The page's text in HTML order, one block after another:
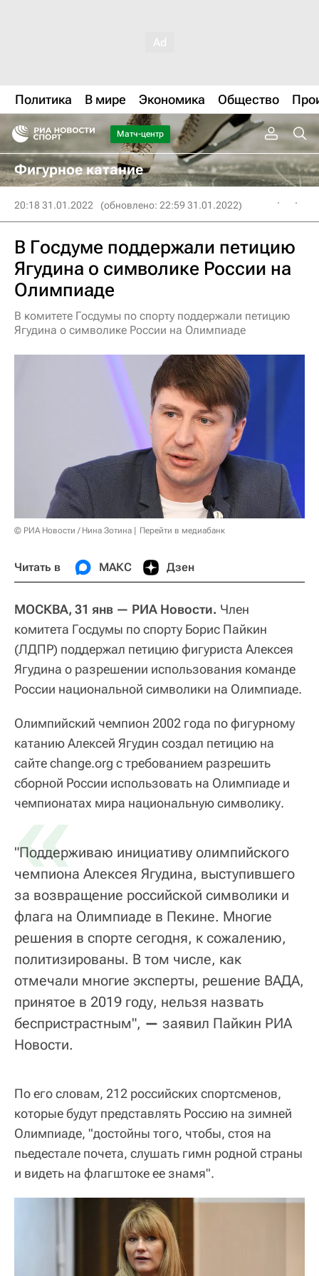
Политика В мире Экономика Общество
Матч-центр
Фигурное катание
20:18 31.01.2022 (обновлено: 22:59 31.01.2022)
В Госдуме поддержали петицию
Ягудина о символике России на
Олимпиаде
В комитете Госдумы по спорту поддержали петицию
Ягудина о символике России на Олимпиаде
© РИА Новости / Нина Зотина Перейти в медиабанк
Читать в МАКС Дзен
МОСКВА, 31 янв — РИА Новости. Член
комитета Госдумы по спорту Борис Пайкин
(ЛДПР) поддержал петицию фигуриста Алексея
Ягудина о разрешении использования команде
России национальной символики на Олимпиаде.
Олимпийский чемпион 2002 года по фигурному
катанию Алексей Ягудин создал петицию на
сайте change.org с требованием разрешить
сборной России использовать на Олимпиаде и
чемпионатах мира национальную символику.
«
"Поддерживаю инициативу олимпийского
чемпиона Алексея Ягудина, выступившего
за возвращение российской символики и
флага на Олимпиаде в Пекине. Многие
решения в спорте сегодня, к сожалению,
политизированы. В том числе, как
отмечали многие эксперты, решение ВАДА,
принятое в 2019 году, нельзя назвать
беспристрастным", — заявил Пайкин РИА
Новости.
По его словам, 212 российских спортсменов,
которые будут представлять Россию на зимней
Олимпиаде, "достойны того, чтобы, стоя на
пьедестале почета, слушать гимн родной страны
и видеть на флагштоке ее знамя".